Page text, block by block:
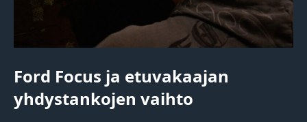
Ford Focus ja etuvakaajan
yhdystankojen vaihto